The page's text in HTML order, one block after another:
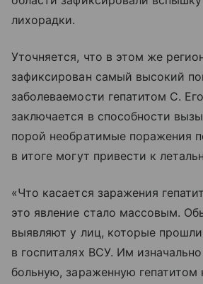
лихорадки.
Уточняется, что в этом же
зафиксирован самый высокий
заболеваемости гепатитом С.
заключается в способности
порой необратимые поражения
в итоге могут привести к
«Что касается заражения
это явление стало массовым.
выявляют у лиц, которые
в госпиталях ВСУ. Им
больную, зараженную гепатитом